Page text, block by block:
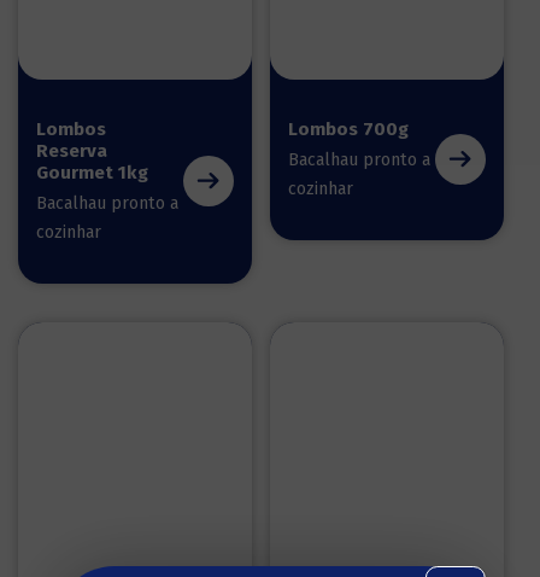
Lombos
Reserva
Gourmet 1kg
Bacalhau pronto a
cozinhar
Lombos 700g
Bacalhau pronto a
cozinhar